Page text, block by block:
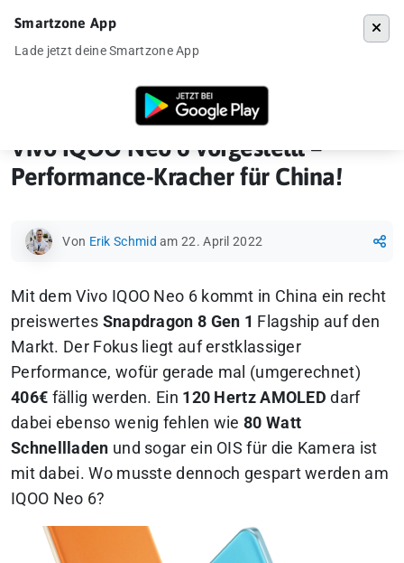
Ankündigung Vivo IQOO Neo 6 vorgestellt –
Vivo IQOO Neo 6 vorgestellt –
Performance-Kracher für China!
Von Erik Schmid am 22. April 2022
Mit dem Vivo IQOO Neo 6 kommt in China ein recht
preiswertes Snapdragon 8 Gen 1 Flagship auf den
Markt. Der Fokus liegt auf erstklassiger
Performance, wofür gerade mal (umgerechnet)
406€ fällig werden. Ein 120 Hertz AMOLED darf
dabei ebenso wenig fehlen wie80 Watt
Schnellladen und sogar ein OIS für die Kamera ist
mit dabei.Wo musste dennoch gespart werden am
IQOO Neo 6?
Smartzone App
Lade jetzt deine Smartzone App